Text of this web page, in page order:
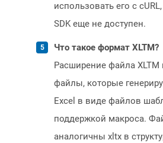
использовать его с
SDK еще не доступен.
Что такое формат XLTM?
Расширение файла XLTM
файлы, которые
Excel в виде файлов
поддержкой макроса.
аналогичны xltx в